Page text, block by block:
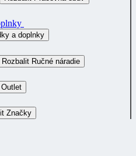
a doplnky
Rozbalit Ručné náradie
Značky